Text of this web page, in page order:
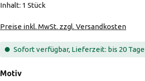
Inhalt: 1 Stück
Preise inkl. MwSt. zzgl. Versandkosten
Sofort verfügbar, Lieferzeit: bis 20 Tage
Motivauswählen